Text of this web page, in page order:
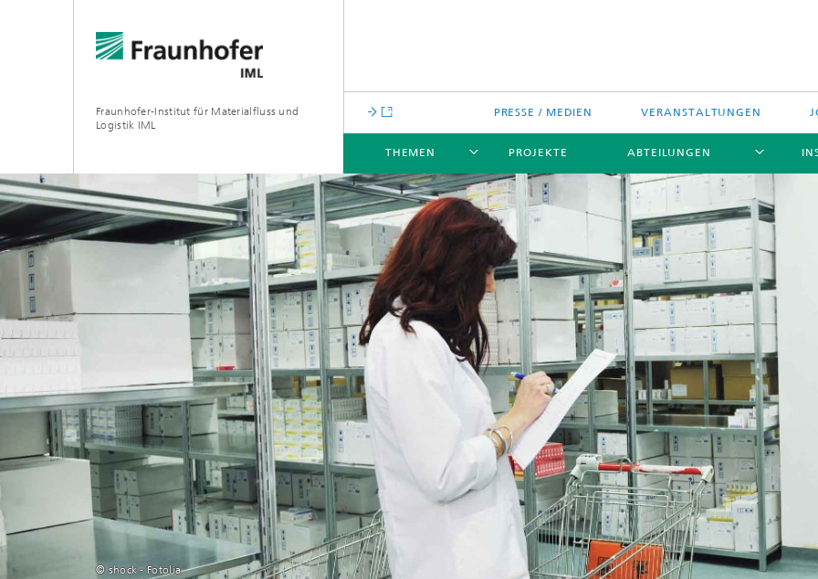
Fraunhofer-Institut für Materialfluss und
Logistik IML
PRESSE / MEDIEN VERANSTALTUNGEN
THEMEN
THEMEN
PROJEKTE ABTEILUNGEN
ABTEILUNGEN
INSTITUT
FÜR UNTERNEHMEN
© shock - Fotolia